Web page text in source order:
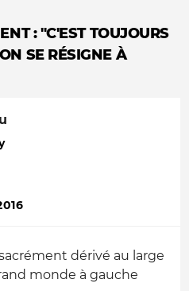
: "C'EST TOUJOURS
SE RÉSIGNE À
dérivé au large
monde à gauche